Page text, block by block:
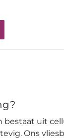
bestaat uit
Ons